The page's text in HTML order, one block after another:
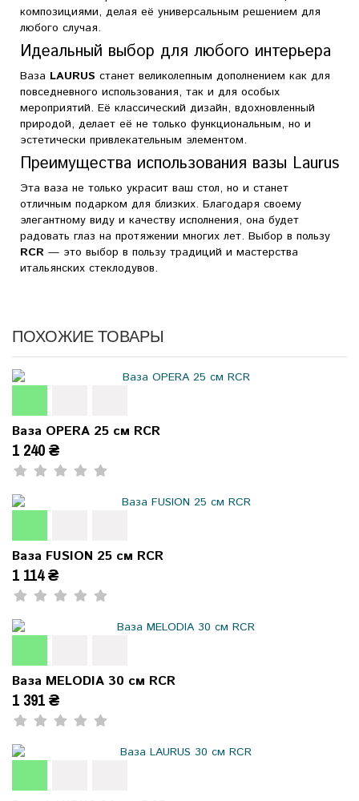
композициями, делая её универсальным решением для
любого случая.
Идеальный выбор для любого интерьера
Ваза LAURUS станет великолепным дополнением как для
повседневного использования, так и для особых
мероприятий. Её классический дизайн, вдохновленный
природой, делает её не только функциональным, но и
эстетически привлекательным элементом.
Преимущества использования вазы Laurus
Эта ваза не только украсит ваш стол, но и станет
отличным подарком для близких. Благодаря своему
элегантному виду и качеству исполнения, она будет
радовать глаз на протяжении многих лет. Выбор в пользу
RCR — это выбор в пользу традиций и мастерства
итальянских стеклодувов.
ПОХОЖИЕ ТОВАРЫ
Ваза OPERA 25 см RCR
1 240 ₴
Ваза FUSION 25 см RCR
1 114 ₴
Ваза MELODIA 30 см RCR
1 391 ₴